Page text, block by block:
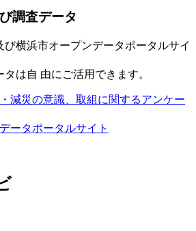
調査データ
横浜市オープンデータポータルサイ
は自 由にご活用できます。
減災の意識、取組に関するアンケー
ータポータルサイト